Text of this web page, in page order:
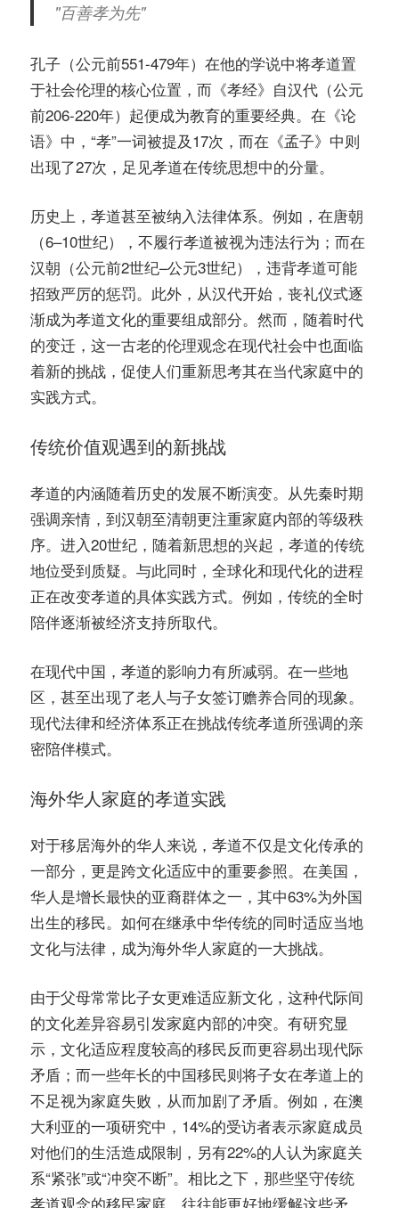
"百善孝为先"
孔子（公元前551-479年）在他的学说中将孝道置
于社会伦理的核心位置，而《孝经》自汉代（公元
前206-220年）起便成为教育的重要经典。在《论
语》中，“孝”一词被提及17次，而在《孟子》中则
出现了27次，足见孝道在传统思想中的分量。
历史上，孝道甚至被纳入法律体系。例如，在唐朝
（6–10世纪），不履行孝道被视为违法行为；而在
汉朝（公元前2世纪–公元3世纪），违背孝道可能
招致严厉的惩罚。此外，从汉代开始，丧礼仪式逐
渐成为孝道文化的重要组成部分。然而，随着时代
的变迁，这一古老的伦理观念在现代社会中也面临
着新的挑战，促使人们重新思考其在当代家庭中的
实践方式。
传统价值观遇到的新挑战
孝道的内涵随着历史的发展不断演变。从先秦时期
强调亲情，到汉朝至清朝更注重家庭内部的等级秩
序。进入20世纪，随着新思想的兴起，孝道的传统
地位受到质疑。与此同时，全球化和现代化的进程
正在改变孝道的具体实践方式。例如，传统的全时
陪伴逐渐被经济支持所取代。
在现代中国，孝道的影响力有所减弱。在一些地
区，甚至出现了老人与子女签订赡养合同的现象。
现代法律和经济体系正在挑战传统孝道所强调的亲
密陪伴模式。
海外华人家庭的孝道实践
对于移居海外的华人来说，孝道不仅是文化传承的
一部分，更是跨文化适应中的重要参照。在美国，
华人是增长最快的亚裔群体之一，其中63%为外国
出生的移民。如何在继承中华传统的同时适应当地
文化与法律，成为海外华人家庭的一大挑战。
由于父母常常比子女更难适应新文化，这种代际间
的文化差异容易引发家庭内部的冲突。有研究显
示，文化适应程度较高的移民反而更容易出现代际
矛盾；而一些年长的中国移民则将子女在孝道上的
不足视为家庭失败，从而加剧了矛盾。例如，在澳
大利亚的一项研究中，14%的受访者表示家庭成员
对他们的生活造成限制，另有22%的人认为家庭关
系“紧张”或“冲突不断”。相比之下，那些坚守传统
孝道观念的移民家庭，往往能更好地缓解这些矛